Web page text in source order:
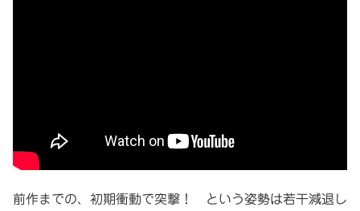
前作までの、初期衝動で突撃！ という姿勢は若干減退し